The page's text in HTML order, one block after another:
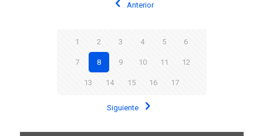
Anterior
1 2 3 4 5 6
7 8 9 10 11 12
13 14 15 16 17
Siguiente